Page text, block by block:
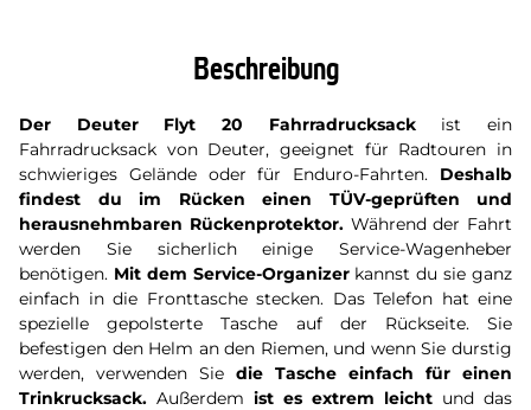
Beschreibung
Der Deuter Flyt 20 Fahrradrucksackist ein
Fahrradrucksack von Deuter, geeignet für Radtouren in
schwieriges Gelände oder für Enduro-Fahrten. Deshalb
findest du im Rücken einen TÜV-geprüften und
herausnehmbaren Rückenprotektor. Während der Fahrt
werden Sie sicherlich einige Service-Wagenheber
benötigen. Mit dem Service-Organizerkannst du sie ganz
einfach in die Fronttasche stecken. Das Telefon hat eine
spezielle gepolsterte Tasche auf der Rückseite. Sie
befestigen den Helm an den Riemen, und wenn Sie durstig
werden, verwenden Sie die Tasche einfach für einen
Trinkrucksack. Außerdem ist es extrem leicht und das